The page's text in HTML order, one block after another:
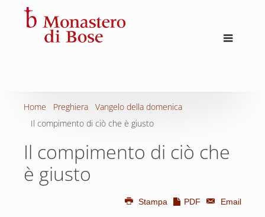
Home Preghiera
Vangelo della domenica
Il compimento di ciò che è giusto
Il compimento di ciò che
è giusto
Stampa PDF Email